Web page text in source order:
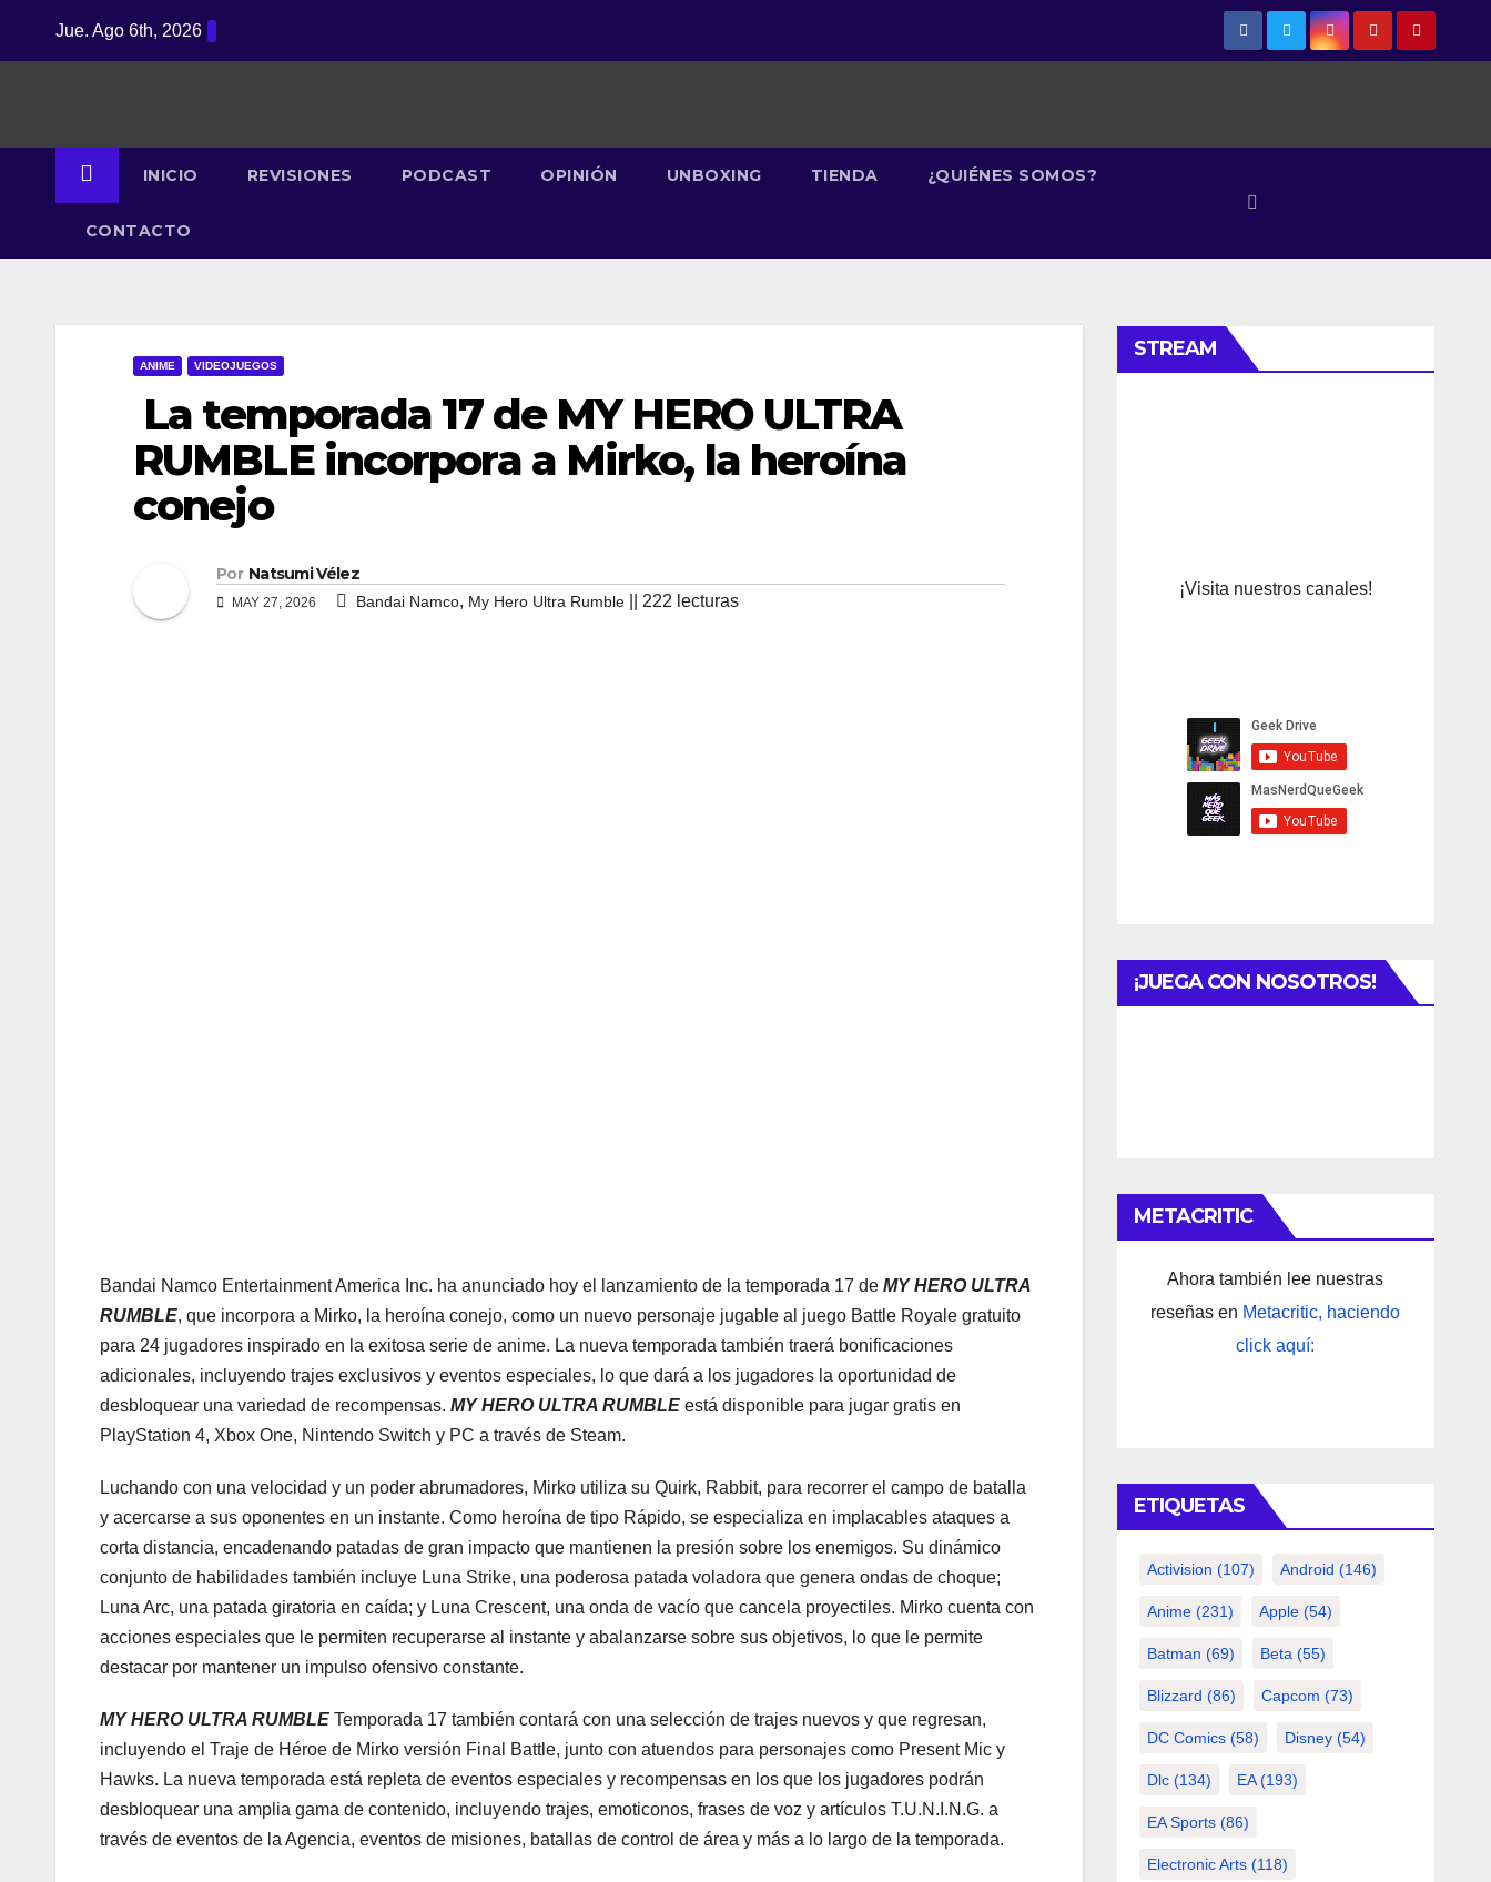
Jue. Ago 6th, 2026
INICIO REVISIONES PODCAST OPINIÓN UNBOXING TIENDA ¿QUIÉNES SOMOS?
CONTACTO
ANIME VIDEOJUEGOS
La temporada 17 de MY HERO ULTRA
RUMBLE incorpora a Mirko, la heroína
conejo
Por Natsumi Vélez
MAY 27, 2026 Bandai Namco, My Hero Ultra Rumble || 222 lecturas
Bandai Namco Entertainment America Inc. ha anunciado hoy el lanzamiento de la temporada 17 de MY HERO ULTRA
RUMBLE, que incorpora a Mirko, la heroína conejo, como un nuevo personaje jugable al juego Battle Royale gratuito
para 24 jugadores inspirado en la exitosa serie de anime. La nueva temporada también traerá bonificaciones
adicionales, incluyendo trajes exclusivos y eventos especiales, lo que dará a los jugadores la oportunidad de
desbloquear una variedad de recompensas. MY HERO ULTRA RUMBLE está disponible para jugar gratis en
PlayStation 4, Xbox One, Nintendo Switch y PC a través de Steam.
Luchando con una velocidad y un poder abrumadores, Mirko utiliza su Quirk, Rabbit, para recorrer el campo de batalla
y acercarse a sus oponentes en un instante. Como heroína de tipo Rápido, se especializa en implacables ataques a
corta distancia, encadenando patadas de gran impacto que mantienen la presión sobre los enemigos. Su dinámico
conjunto de habilidades también incluye Luna Strike, una poderosa patada voladora que genera ondas de choque;
Luna Arc, una patada giratoria en caída; y Luna Crescent, una onda de vacío que cancela proyectiles. Mirko cuenta con
acciones especiales que le permiten recuperarse al instante y abalanzarse sobre sus objetivos, lo que le permite
destacar por mantener un impulso ofensivo constante.
MY HERO ULTRA RUMBLE Temporada 17 también contará con una selección de trajes nuevos y que regresan,
incluyendo el Traje de Héroe de Mirko versión Final Battle, junto con atuendos para personajes como Present Mic y
Hawks. La nueva temporada está repleta de eventos especiales y recompensas en los que los jugadores podrán
desbloquear una amplia gama de contenido, incluyendo trajes, emoticonos, frases de voz y artículos T.U.N.I.N.G. a
través de eventos de la Agencia, eventos de misiones, batallas de control de área y más a lo largo de la temporada.
STREAM
¡Visita nuestros canales!
¡JUEGA CON NOSOTROS!
METACRITIC
Ahora también lee nuestras
reseñas en Metacritic, haciendo
click aquí:
ETIQUETAS
Activision (107) Android (146)
Anime(231) Apple(54)
Batman (69) Beta (55)
Blizzard (86) Capcom (73)
DC Comics(58) Disney(54)
Dlc(134) EA(193)
EA Sports(86)
Electronic Arts(118)